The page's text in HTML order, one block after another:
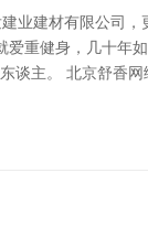
建材有限公司
重健身，几十
谈主。 北京舒香